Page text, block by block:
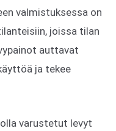
valmistuksessa on
joissa tilan
auttavat
ja tekee
varustetut levyt